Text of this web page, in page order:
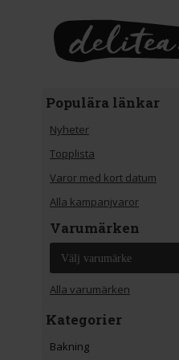
Populära länkar
Nyheter
Topplista
Varor med kort datum
Alla kampanjvaror
Varumärken
Välj varumärke
Alla varumärken
Kategorier
Bakning